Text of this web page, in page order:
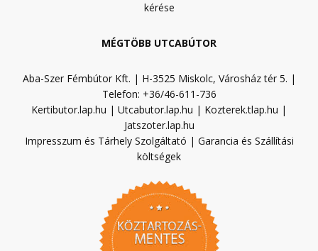
kérése
MÉGTÖBB UTCABÚTOR
Aba-Szer Fémbútor Kft. | H-3525 Miskolc, Városház tér 5. |
Telefon: +36/46-611-736
Kertibutor.lap.hu | Utcabutor.lap.hu | Kozterek.tlap.hu |
Jatszoter.lap.hu
Impresszum és Tárhely Szolgáltató | Garancia és Szállítási
költségek